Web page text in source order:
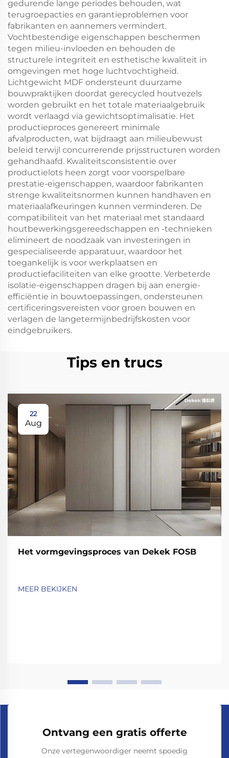
gedurende lange periodes behouden, wat
terugroepacties en garantieproblemen voor
fabrikanten en aannemers vermindert.
Vochtbestendige eigenschappen beschermen
tegen milieu-invloeden en behouden de
structurele integriteit en esthetische kwaliteit in
omgevingen met hoge luchtvochtigheid.
Lichtgewicht MDF ondersteunt duurzame
bouwpraktijken doordat gerecycled houtvezels
worden gebruikt en het totale materiaalgebruik
wordt verlaagd via gewichtsoptimalisatie. Het
productieproces genereert minimale
afvalproducten, wat bijdraagt aan milieubewust
beleid terwijl concurrerende prijsstructuren worden
gehandhaafd. Kwaliteitsconsistentie over
productielots heen zorgt voor voorspelbare
prestatie-eigenschappen, waardoor fabrikanten
strenge kwaliteitsnormen kunnen handhaven en
materiaalafkeuringen kunnen verminderen. De
compatibiliteit van het materiaal met standaard
houtbewerkingsgereedschappen en -technieken
elimineert de noodzaak van investeringen in
gespecialiseerde apparatuur, waardoor het
toegankelijk is voor werkplaatsen en
productiefaciliteiten van elke grootte. Verbeterde
isolatie-eigenschappen dragen bij aan energie-
efficiëntie in bouwtoepassingen, ondersteunen
certificeringsvereisten voor groen bouwen en
verlagen de langetermijnbedrijfskosten voor
eindgebruikers.
Tips en trucs
22
Aug
Het vormgevingsproces van Dekek FOSB
MEER BEKIJKEN
Ontvang een gratis offerte
Onze vertegenwoordiger neemt spoedig